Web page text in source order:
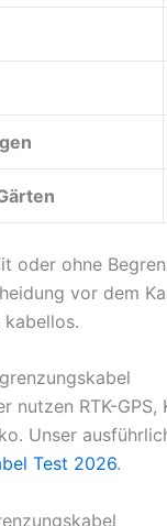
oder ohne
vor dem
nutzen RTK-
Unser
Test 2026.